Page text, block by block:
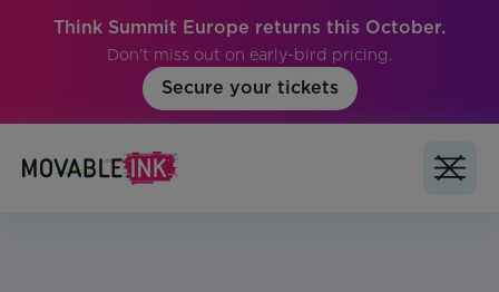
Think Summit Europe returns this October.
Don't miss out on early-bird pricing.
Secure your tickets